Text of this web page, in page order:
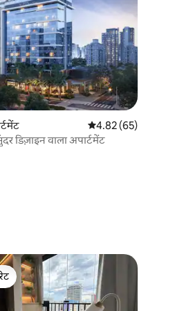
औसत रेटिंग 5 में से 4.82,
4.82 (65)
डिज़ाइन वाला अपार्टमेंट